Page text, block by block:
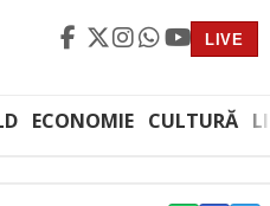
LIVE
ECONOMIE CULTURĂ